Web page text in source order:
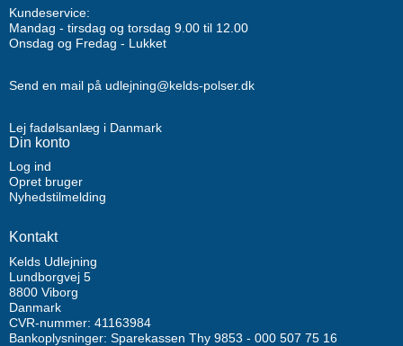
Kundeservice:
Mandag - tirsdag og torsdag 9.00 til 12.00
Onsdag og Fredag - Lukket
Send en mail på udlejning@kelds-polser.dk
Lej fadølsanlæg i Danmark
Din konto
Log ind
Opret bruger
Nyhedstilmelding
Kontakt
Kelds Udlejning
Lundborgvej 5
8800 Viborg
Danmark
CVR-nummer: 41163984
Bankoplysninger: Sparekassen Thy 9853 - 000 507 75 16